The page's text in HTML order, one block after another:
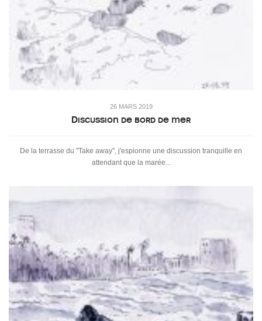
26 MARS 2019
Discussion de bord de mer
De la terrasse du "Take away", j'espionne une discussion tranquille en
attendant que la marée...